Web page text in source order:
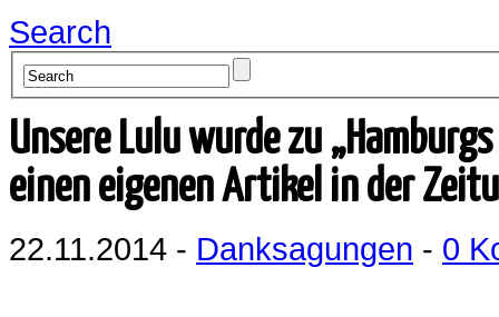
Search
Unsere Lulu wurde zu
einen eigenen Artikel in der
22.11.2014 - Danksagungen - 0